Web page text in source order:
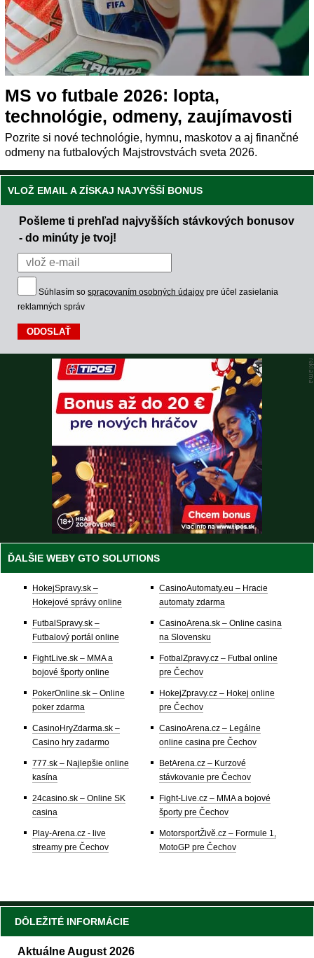
MS vo futbale 2026: lopta,
technológie, odmeny, zaujímavosti
Pozrite si nové technológie, hymnu, maskotov a aj finančné
odmeny na futbalových Majstrovstvách sveta 2026.
VLOŽ EMAIL A ZÍSKAJ NAJVYŠŠÍ BONUS
Pošleme ti prehľad najvyšších stávkových bonusov
- do minúty je tvoj!
Súhlasím so spracovaním osobných údajov pre účel zasielania
reklamných správ
ĎALŠIE WEBY GTO SOLUTIONS
HokejSpravy.sk –
Hokejové správy online
FutbalSpravy.sk –
Futbalový portál online
FightLive.sk – MMA a
bojové športy online
PokerOnline.sk – Online
poker zdarma
CasinoHryZdarma.sk –
Casino hry zadarmo
777.sk – Najlepšie online
kasína
24casino.sk – Online SK
casina
Play-Arena.cz - live
streamy pre Čechov
CasinoAutomaty.eu – Hracie
automaty zdarma
CasinoArena.sk – Online casina
na Slovensku
FotbalZpravy.cz – Futbal online
pre Čechov
HokejZpravy.cz – Hokej online
pre Čechov
CasinoArena.cz – Legálne
online casina pre Čechov
BetArena.cz – Kurzové
stávkovanie pre Čechov
Fight-Live.cz – MMA a bojové
športy pre Čechov
MotorsportŽivě.cz – Formule 1,
MotoGP pre Čechov
DÔLEŽITÉ INFORMÁCIE
Aktuálne August 2026